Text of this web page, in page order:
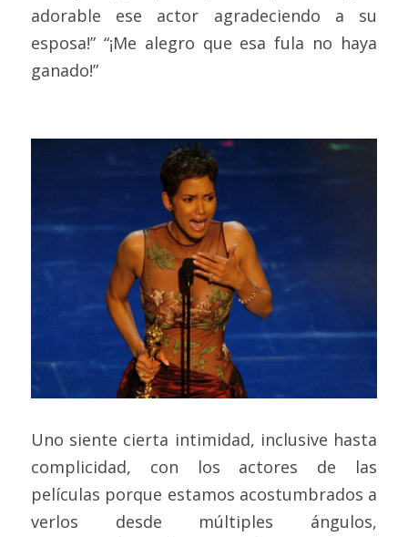
adorable ese actor agradeciendo a su
esposa!” “¡Me alegro que esa fula no haya
ganado!”
Uno siente cierta intimidad, inclusive hasta
complicidad, con los actores de las
películas porque estamos acostumbrados a
verlos desde múltiples ángulos,